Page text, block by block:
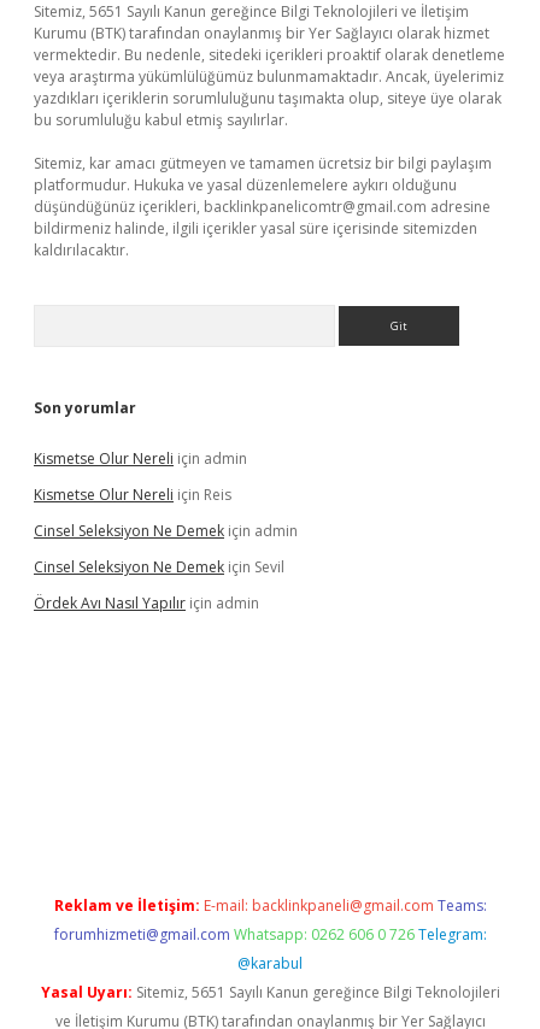
Sitemiz, 5651 Sayılı Kanun gereğince Bilgi Teknolojileri ve İletişim
Kurumu (BTK) tarafından onaylanmış bir Yer Sağlayıcı olarak hizmet
vermektedir. Bu nedenle, sitedeki içerikleri proaktif olarak denetleme
veya araştırma yükümlülüğümüz bulunmamaktadır. Ancak, üyelerimiz
yazdıkları içeriklerin sorumluluğunu taşımakta olup, siteye üye olarak
bu sorumluluğu kabul etmiş sayılırlar.
Sitemiz, kar amacı gütmeyen ve tamamen ücretsiz bir bilgi paylaşım
platformudur. Hukuka ve yasal düzenlemelere aykırı olduğunu
düşündüğünüz içerikleri, backlinkpanelicomtr@gmail.com adresine
bildirmeniz halinde, ilgili içerikler yasal süre içerisinde sitemizden
kaldırılacaktır.
Son yorumlar
Kismetse Olur Nereli için admin
Kismetse Olur Nereli için Reis
Cinsel Seleksiyon Ne Demek için admin
Cinsel Seleksiyon Ne Demek için Sevil
Ördek Avı Nasıl Yapılır için admin
Reklam ve İletişim: E-mail: backlinkpaneli@gmail.com Teams:
forumhizmeti@gmail.com Whatsapp: 0262 606 0 726 Telegram:
@karabul
Yasal Uyarı: Sitemiz, 5651 Sayılı Kanun gereğince Bilgi Teknolojileri
ve İletişim Kurumu (BTK) tarafından onaylanmış bir Yer Sağlayıcı